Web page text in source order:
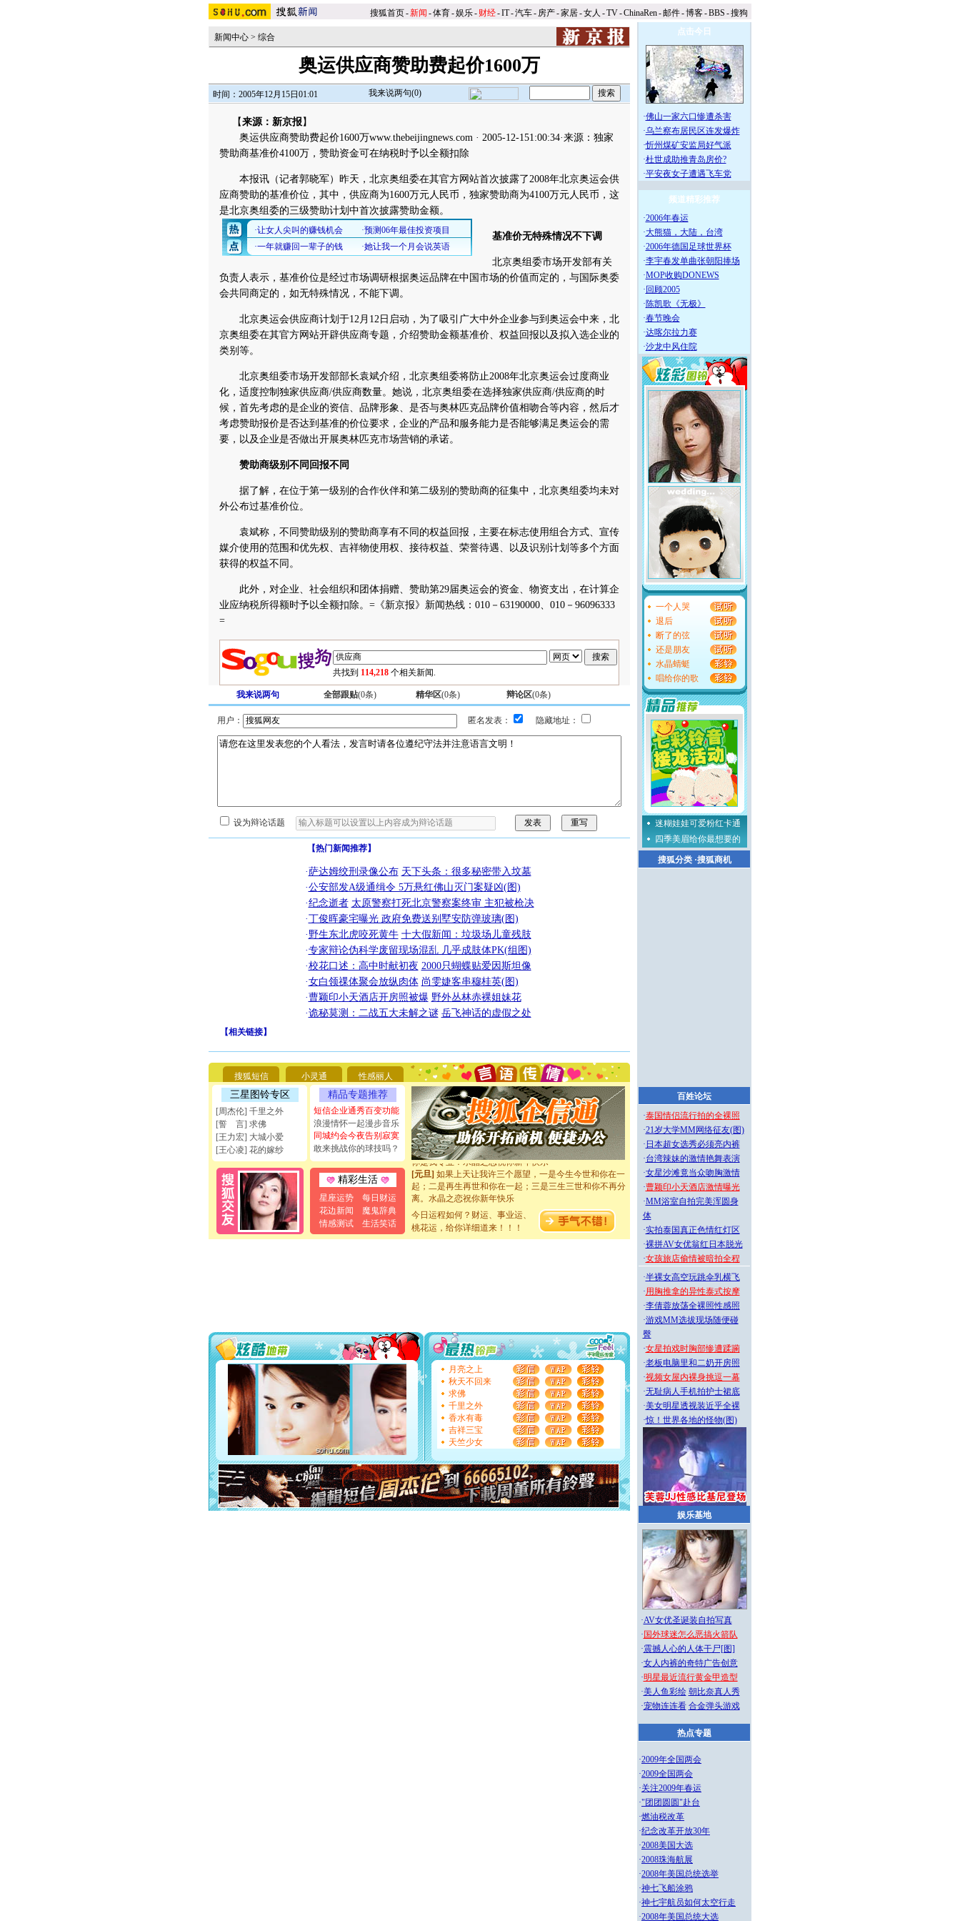
搜狐首页-新闻 -体育-娱乐- 财经-IT-汽车- 房产-家居-女人 -TV-ChinaRen-邮件-博客-BBS -搜狗
新闻中心 > 综合
奥运供应商赞助费起价1600万
时间：2005年12月15日01:01 我来说两句(0)
【来源：新京报】
奥运供应商赞助费起价1600万www.thebeijingnews.com · 2005-12-151:00:34·来源：独家
赞助商基准价4100万，赞助资金可在纳税时予以全额扣除
本报讯（记者郭晓军）昨天，北京奥组委在其官方网站首次披露了2008年北京奥运会供
应商赞助的基准价位，其中，供应商为1600万元人民币，独家赞助商为4100万元人民币，这
是北京奥组委的三级赞助计划中首次披露赞助金额。
基准价无特殊情况不下调
北京奥组委市场开发部有关
负责人表示，基准价位是经过市场调研根据奥运品牌在中国市场的价值而定的，与国际奥委
会共同商定的，如无特殊情况，不能下调。
北京奥运会供应商计划于12月12日启动，为了吸引广大中外企业参与到奥运会中来，北
京奥组委在其官方网站开辟供应商专题，介绍赞助金额基准价、权益回报以及拟入选企业的
类别等。
北京奥组委市场开发部部长袁斌介绍，北京奥组委将防止2008年北京奥运会过度商业
化，适度控制独家供应商/供应商数量。她说，北京奥组委在选择独家供应商/供应商的时
候，首先考虑的是企业的资信、品牌形象、是否与奥林匹克品牌价值相吻合等内容，然后才
考虑赞助报价是否达到基准的价位要求，企业的产品和服务能力是否能够满足奥运会的需
要，以及企业是否做出开展奥林匹克市场营销的承诺。
赞助商级别不同回报不同
据了解，在位于第一级别的合作伙伴和第二级别的赞助商的征集中，北京奥组委均未对
外公布过基准价位。
袁斌称，不同赞助级别的赞助商享有不同的权益回报，主要在标志使用组合方式、宣传
媒介使用的范围和优先权、吉祥物使用权、接待权益、荣誉待遇、以及识别计划等多个方面
获得的权益不同。
此外，对企业、社会组织和团体捐赠、赞助第29届奥运会的资金、物资支出，在计算企
业应纳税所得额时予以全额扣除。=《新京报》新闻热线：010－63190000、010－96096333
=
共找到 114,218 个相关新闻.
我来说两句 全部跟贴(0条) 精华区(0条) 辩论区(0条)
用户： 匿名发表： 隐藏地址：
设为辩论话题
【热门新闻推荐】
·萨达姆绞刑录像公布 天下头条：很多秘密带入坟墓
·公安部发A级通缉令 5万悬红佛山灭门案疑凶(图)
·纪念逝者 太原警察打死北京警察案终审 主犯被枪决
·丁俊晖豪宅曝光 政府免费送别墅安防弹玻璃(图)
·野生东北虎咬死黄牛 十大假新闻：垃圾场儿童残肢
·专家辩论伪科学废留现场混乱 几乎成肢体PK(组图)
·校花口述：高中时献初夜 2000只蝴蝶贴爱因斯坦像
·女白领祼体聚会放纵肉体 尚雯婕客串穆桂英(图)
·曹颖印小天酒店开房照被爆 野外丛林赤裸姐妹花
·诡秘莫测：二战五大未解之谜 岳飞神话的虚假之处
【相关链接】
搜狐短信 小灵通 性感丽人
三星图铃专区
[周杰伦] 千里之外
[誓 言] 求佛
[王力宏] 大城小爱
[王心凌] 花的嫁纱
精品专题推荐
短信企业通秀百变功能
浪漫情怀一起漫步音乐
同城约会今夜告别寂寞
敢来挑战你的球技吗？
精彩生活
星座运势
每日财运
花边新闻
魔鬼辞典
情感测试
生活笑话
[圣诞节] 不只这样的日子才会想起你,而是这样的日子才
能正大光明地骚扰你,告诉你,圣诞要快乐!新年要快乐!天
天都要快乐噢!
[圣诞节]奉上一颗祝福的心,在这个特别的日子里,愿幸福,
如意,快乐,鲜花,一切美好的祝愿与你同在.圣诞快乐!
[元旦]看到你我会触电；看不到你我要充电；没有你我会
断电。爱你是我职业，想你是我事业，抱你是我特长，吻
你是我专业！水晶之恋祝你新年快乐
[元旦]如果上天让我许三个愿望，一是今生今世和你在一
起；二是再生再世和你在一起；三是三生三世和你不再分
离。水晶之恋祝你新年快乐
[元旦]当我狠下心扭头离去那一刻，你在我身后无助地哭
泣，这痛楚让我明白我多么爱你。我转身抱住你：这猪不
卖了。水晶之恋祝你新年快乐。
[春节]风柔雨润好月圆，半岛铁盒伴身边，每日尽显开心
要平安！千万要知足！千万不要忘记我！
[圣诞节]不只这样的日子才会想起你,而是这样的日子才
能正大光明地骚扰你,告诉你,圣诞要快乐!新年要快乐!天
天都要快乐噢!
[圣诞节]
奉上一颗祝福的心,在这个特别的日子里,愿幸福,
如意,快乐,鲜花,一切美好的祝愿与你同在.圣诞快乐!
[元旦]
看到你我会触电；看不到你我要充电；没有你我会
断电。爱你是我职业，想你是我事业，抱你是我特长，吻
你是我专业！水晶之恋祝你新年快乐
[元旦] 如果上天让我许三个愿望，一是今生今世和你在一
起；二是再生再世和你在一起；三是三生三世和你不再分
离。水晶之恋祝你新年快乐
[元旦]当我狠下心扭头离去那一刻，你在我身后无助地哭
泣，这痛楚让我明白我多么爱你。我转身抱住你：这猪不
卖了。水晶之恋祝你新年快乐。
今日运程如何？财运、事业运、
桃花运，给你详细道来！！！
月亮之上
秋天不回来
求佛
千里之外
香水有毒
吉祥三宝
天竺少女
点击今日
·佛山一家六口惨遭杀害
·乌兰察布居民区连发爆炸
·忻州煤矿安监局好气派
·杜世成助推青岛房价?
·平安夜女子遭遇飞车党
频道精彩推荐
·2006年春运
·大熊猫，大陆，台湾
·2006年德国足球世界杯
·李宇春发单曲张朝阳捧场
·MOP收购DONEWS
· 回顾2005
·陈凯歌《无极》
·春节晚会
·达喀尔拉力赛
·沙龙中风住院
一个人哭
退后
断了的弦
还是朋友
水晶蜻蜓
唱给你的歌
迷糊娃娃可爱粉红卡通
四季美眉给你最想要的
搜狐分类·搜狐商机
百姓论坛
·泰国情侣流行拍的全裸照
·21岁大学MM网络征友(图)
· 日本超女选秀必须亮内裤
·台湾辣妹的激情艳舞表演
·女星沙滩竟当众吻胸激情
·曹颖印小天酒店激情曝光
·MM浴室自拍完美浑圆身
体
·实拍泰国真正色情红灯区
·裸拼AV女优翁红日本脱光
·女孩旅店偷情被暗拍全程
·半裸女高空玩跳伞乳横飞
·用胸推拿的异性泰式按摩
·李倩蓉放荡全裸照性感照
·游戏MM选拔现场随便碰
臀
·女星拍戏时胸部惨遭蹂躏
·老板电脑里和二奶开房照
·视频女屋内裸身挑逗一幕
·无耻病人手机拍护士裙底
·美女明星透视装近乎全裸
·惊！世界各地的怪物(图)
娱乐基地
·AV女优圣诞装自拍写真
· 国外球迷怎么恶搞火箭队
·震撼人心的人体干尸[图]
·女人内裤的奇特广告创意
·明星最近流行黄金甲造型
·美人鱼彩绘 朝比奈真人秀
·宠物连连看 合金弹头游戏
热点专题
·2009年全国两会
·2009全国两会
·关注2009年春运
·"团团圆圆"赴台
·燃油税改革
·纪念改革开放30年
·2008美国大选
·2008珠海航展
·2008年美国总统选举
·神七飞船涂鸦
·神七宇航员如何太空行走
·2008年美国总统大选